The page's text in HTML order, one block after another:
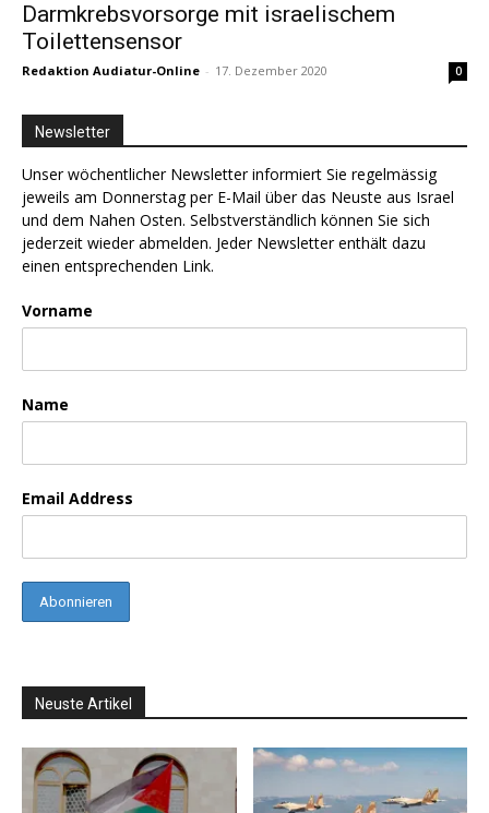
Darmkrebsvorsorge mit israelischem
Toilettensensor
Redaktion Audiatur-Online - 17. Dezember 2020 0
Newsletter
Unser wöchentlicher Newsletter informiert Sie regelmässig
jeweils am Donnerstag per E-Mail über das Neuste aus Israel
und dem Nahen Osten. Selbstverständlich können Sie sich
jederzeit wieder abmelden. Jeder Newsletter enthält dazu
einen entsprechenden Link.
Vorname
Name
Email Address
Neuste Artikel